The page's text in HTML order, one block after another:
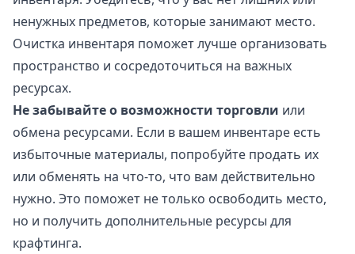
ненужных предметов, которые занимают место.
Очистка инвентаря поможет лучше организовать
пространство и сосредоточиться на важных
ресурсах.
Не забывайте о возможности торговли или
обмена ресурсами. Если в вашем инвентаре есть
избыточные материалы, попробуйте продать их
или обменять на что-то, что вам действительно
нужно. Это поможет не только освободить место,
но и получить дополнительные ресурсы для
крафтинга.